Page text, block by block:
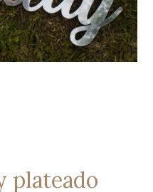
plateado